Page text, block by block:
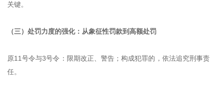
关键。
（三）处罚力度的强化：从象征性罚款到高额处罚
原11号令与3号令：限期改正、警告；构成犯罪的，依法追究刑事责
任。